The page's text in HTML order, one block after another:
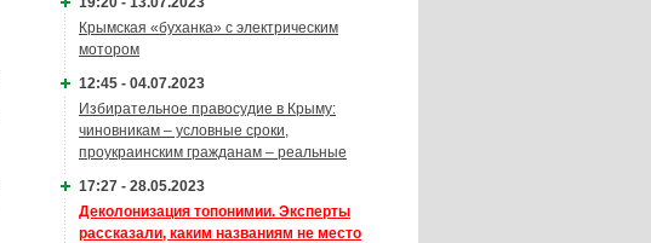
Крымская «буханка» с электрическим
мотором
12:45 - 04.07.2023
Избирательное правосудие в Крыму:
чиновникам – условные сроки,
проукраинским гражданам – реальные
17:27 - 28.05.2023
Деколонизация топонимии. Эксперты
рассказали, каким названиям не место